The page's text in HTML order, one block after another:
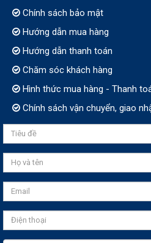
Chính sách bảo mật
Hướng dẫn mua hàng
Hướng dẫn thanh toán
Chăm sóc khách hàng
Hình thức mua hàng - Thanh
Chính sách vận chuyển, giao